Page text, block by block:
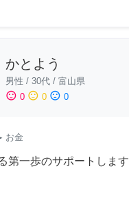
かとよう
男性 / 30代 / 富山県
sentiment_satisfied 0 sentiment_neutral 0 sentiment_dissatisfied 0
お金
第一歩のサポートします